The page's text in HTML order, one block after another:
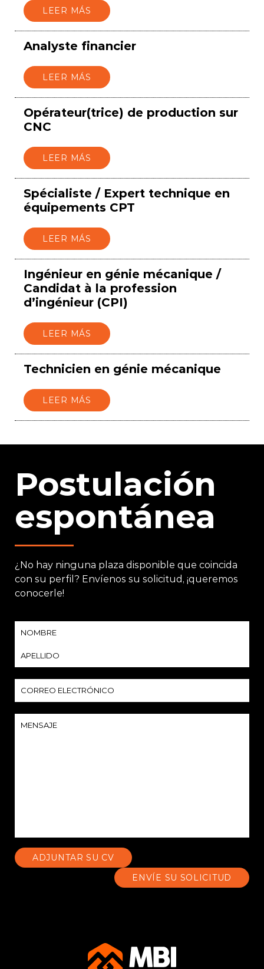
LEER MÁS
Analyste financier
LEER MÁS
Opérateur(trice) de production sur
CNC
LEER MÁS
Spécialiste / Expert technique en
équipements CPT
LEER MÁS
Ingénieur en génie mécanique /
Candidat à la profession
d’ingénieur (CPI)
LEER MÁS
Technicien en génie mécanique
LEER MÁS
Postulación
espontánea
¿No hay ninguna plaza disponible que coincida
con su perfil? Envíenos su solicitud, ¡queremos
conocerle!
ADJUNTAR SU CV